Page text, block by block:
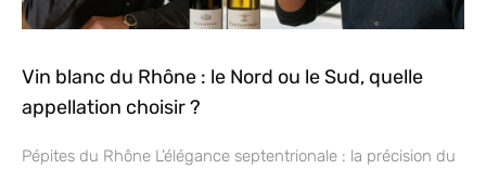
Vin blanc du Rhône : le Nord ou le Sud, quelle
appellation choisir ?
Pépites du Rhône L’élégance septentrionale : la précision du